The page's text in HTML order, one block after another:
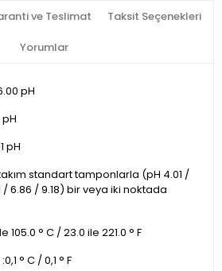
ve Teslimat Taksit Seçenekleri
Yorumlar
pH
pH
standart tamponlarla (pH 4.01 /
/ 6.86 / 9.18) bir veya iki noktada
105.0 ° C / 23.0 ile 221.0 ° F
° C / 0,1 ° F